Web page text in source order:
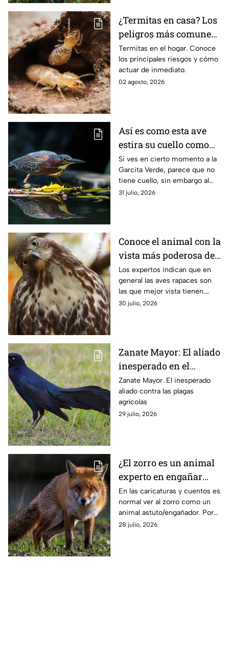
¿Termitas en casa? Los
peligros más comunes
y cómo reaccionar
rápido
Termitas en el hogar. Conoce
los principales riesgos y cómo
actuar de inmediato.
02 agosto, 2026
Así es como esta ave
estira su cuello como
en las caricaturas
Si ves en cierto momento a la
Garcita Verde, parece que no
tiene cuello, sin embargo al
momento de estirarse la
31 julio, 2026
Conoce el animal con la
vista más poderosa del
planeta
Los expertos indican que en
general las aves rapaces son
las que mejor vista tienen.
Esto se debe a sus
30 julio, 2026
Zanate Mayor: El aliado
inesperado en el
control de plagas
agrícolas
Zanate Mayor. El inesperado
aliado contra las plagas
agrícolas
29 julio, 2026
¿El zorro es un animal
experto en engañar
como dicen los dibujos
animados?
En las caricaturas y cuentos es
normal ver al zorro como un
animal astuto/engañador. Por
eso en esta ocasión se
28 julio, 2026